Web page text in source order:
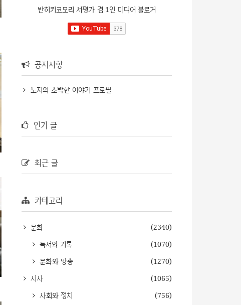
반히키코모리 서평가 겸 1인 미디어 블로거
공지사항
노지의 소박한 이야기 프로필
인기 글
최근 글
카테고리
문화
(2340)
독서와 기록
(1070)
문화와 방송
(1270)
시사
(1065)
사회와 정치
(756)